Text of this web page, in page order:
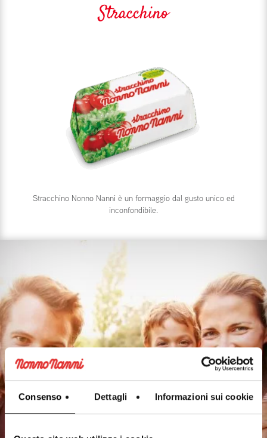
Consenso Dettagli Informazioni sui cookie
Stracchino
Stracchino Nonno Nanni è un formaggio dal gusto unico ed
inconfondibile.